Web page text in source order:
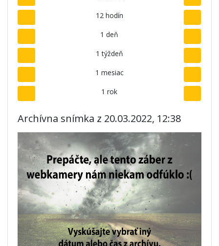
12 hodín
1 deň
1 týždeň
1 mesiac
1 rok
Archívna snímka z 20.03.2022, 12:38